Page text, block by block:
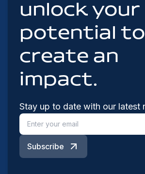
unlock your
potential to
create an
impact.
Stay up to date with our latest
Subscribe